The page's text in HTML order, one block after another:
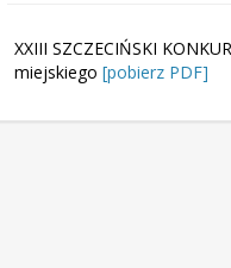
XXIII SZCZECIŃSKI
miejskiego[pobierz PDF]